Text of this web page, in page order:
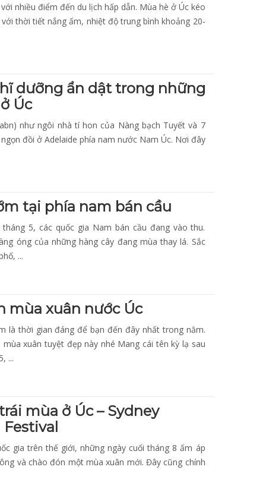
nhiều điểm đến du lịch hấp dẫn. Mùa hè ở Úc kéo
thời tiết nắng ấm, nhiệt độ trung bình khoảng 20-
dưỡng ẩn dật trong những
Úc
như ngôi nhà tí hon của Nàng bạ‎ch Tuyết và 7
đồi ở Adelaide phía nam nước Nam Úc. Nơi đây
tại phía nam bán cầu
5, các quốc gia Nam bán cầu đang vào thu.
óng của những hàng cây đang mùa thay lá. Sắc
...
mùa xuân nước Úc
là thời gian đáng để bạn đến đây nhất trong năm.
xuân tuyệt đẹp này nhé Mang cái tên kỳ lạ sau
...
mùa ở Úc – Sydney
gia trên thế giới, những ngày cuối tháng 8 ấm áp
và chào đón một mùa xuân mới. Đây cũng chính